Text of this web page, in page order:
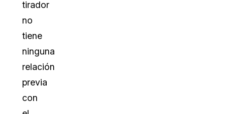
tirador
no
tiene
ninguna
relación
previa
con